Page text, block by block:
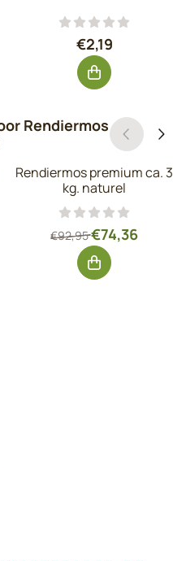
exclusief btw: 11,53
Prijs: 2,19,
€2,19
Rendiermos
exclusief btw: 61,45
Rendiermos premium ca. 3
kg. naturel
Van 92,95 voor
€92,95€74,36